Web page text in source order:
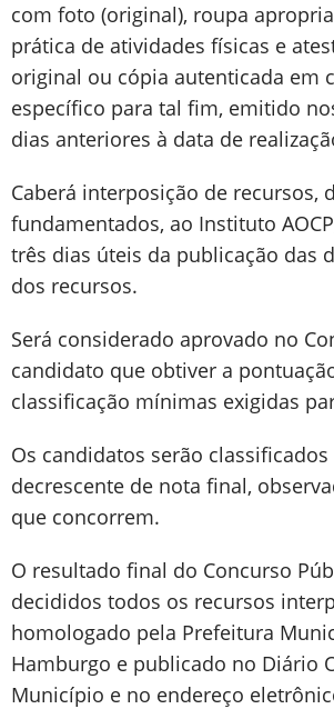
com foto (original), roupa
prática de atividades físicas e
original ou cópia autenticada em
específico para tal fim, emitido
dias anteriores à data de
Caberá interposição de recursos,
fundamentados, ao Instituto
três dias úteis da publicação das
dos recursos.
Será considerado aprovado no
candidato que obtiver a
classificação mínimas exigidas
Os candidatos serão
decrescente de nota final,
que concorrem.
O resultado final do Concurso
decididos todos os recursos
homologado pela Prefeitura
Hamburgo e publicado no Diário
Município e no endereço